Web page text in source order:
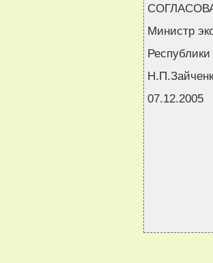
Министр
07.12.2005